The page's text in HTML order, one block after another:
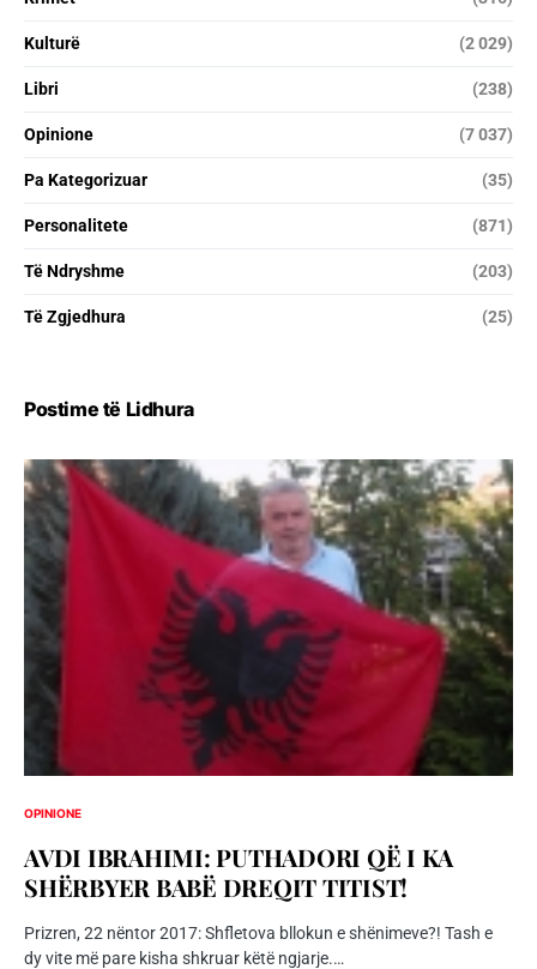
Kulturë (2 029)
Libri (238)
Opinione (7 037)
Pa Kategorizuar (35)
Personalitete (871)
Të Ndryshme (203)
Të Zgjedhura (25)
Postime të Lidhura
OPINIONE
AVDI IBRAHIMI: PUTHADORI QË I KA
SHËRBYER BABË DREQIT TITIST!
Prizren, 22 nëntor 2017: Shfletova bllokun e shënimeve?! Tash e
dy vite më pare kisha shkruar këtë ngjarje.…